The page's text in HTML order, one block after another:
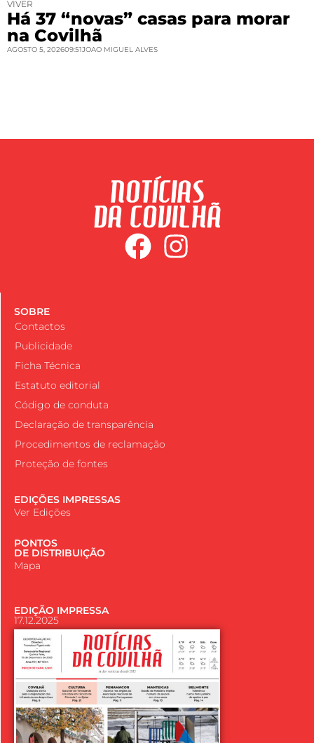
VIVER
Há 37 “novas” casas para morar
na Covilhã
AGOSTO 5, 202609:51JOAO MIGUEL ALVES
SOBRE
Contactos
Publicidade
Ficha Técnica
Estatuto editorial
Código de conduta
Declaração de transparência
Procedimentos de reclamação
Proteção de fontes
EDIÇÕES IMPRESSAS
Ver Edições
PONTOS
DE DISTRIBUIÇÃO
Mapa
EDIÇÃO IMPRESSA
17.12.2025